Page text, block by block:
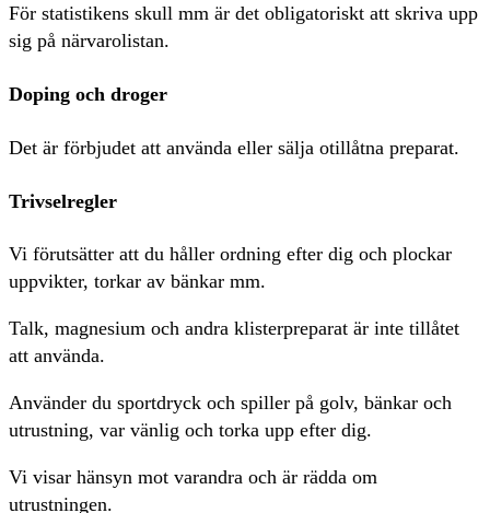
För statistikens skull mm är det obligatoriskt att skriva upp
sig på närvarolistan.
Doping och droger
Det är förbjudet att använda eller sälja otillåtna preparat.
Trivselregler
Vi förutsätter att du håller ordning efter dig och plockar
uppvikter, torkar av bänkar mm.
Talk, magnesium och andra klisterpreparat är inte tillåtet
att använda.
Använder du sportdryck och spiller på golv, bänkar och
utrustning, var vänlig och torka upp efter dig.
Vi visar hänsyn mot varandra och är rädda om
utrustningen.